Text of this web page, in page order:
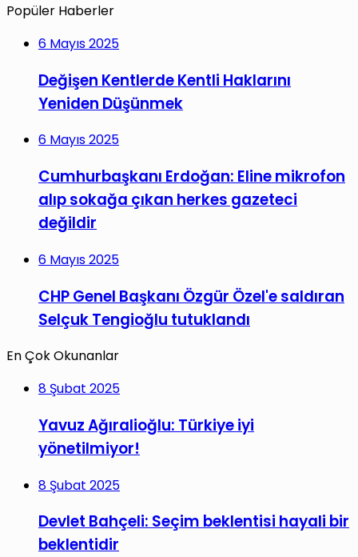
Popüler Haberler
6 Mayıs 2025
Değişen Kentlerde Kentli Haklarını
Yeniden Düşünmek
6 Mayıs 2025
Cumhurbaşkanı Erdoğan: Eline mikrofon
alıp sokağa çıkan herkes gazeteci
değildir
6 Mayıs 2025
CHP Genel Başkanı Özgür Özel'e saldıran
Selçuk Tengioğlu tutuklandı
En Çok Okunanlar
8 Şubat 2025
Yavuz Ağıralioğlu: Türkiye iyi
yönetilmiyor!
8 Şubat 2025
Devlet Bahçeli: Seçim beklentisi hayali bir
beklentidir